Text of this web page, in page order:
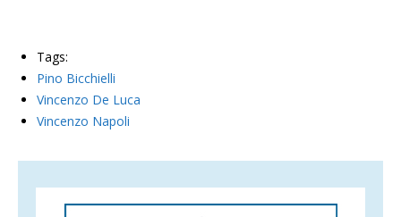
Tags:
Pino Bicchielli
Vincenzo De Luca
Vincenzo Napoli